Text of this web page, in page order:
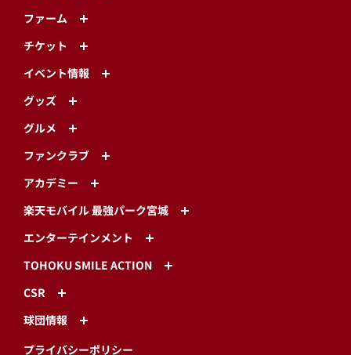
ファーム
チケット
イベント情報
グッズ
グルメ
ファンクラブ
アカデミー
楽天モバイル 最強パーク宮城
エンターテインメント
TOHOKU SMILE ACTION
CSR
球団情報
プライバシーポリシー